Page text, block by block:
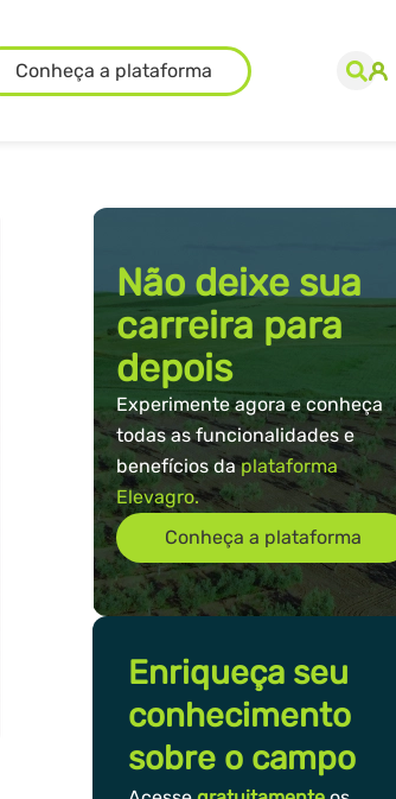
Conheça a plataforma
Não deixe sua
carreira para
depois
Experimente agora e conheça
todas as funcionalidades e
benefícios daplataforma
Elevagro.
Conheça a plataforma
Enriqueça seu
conhecimento
sobre o campo